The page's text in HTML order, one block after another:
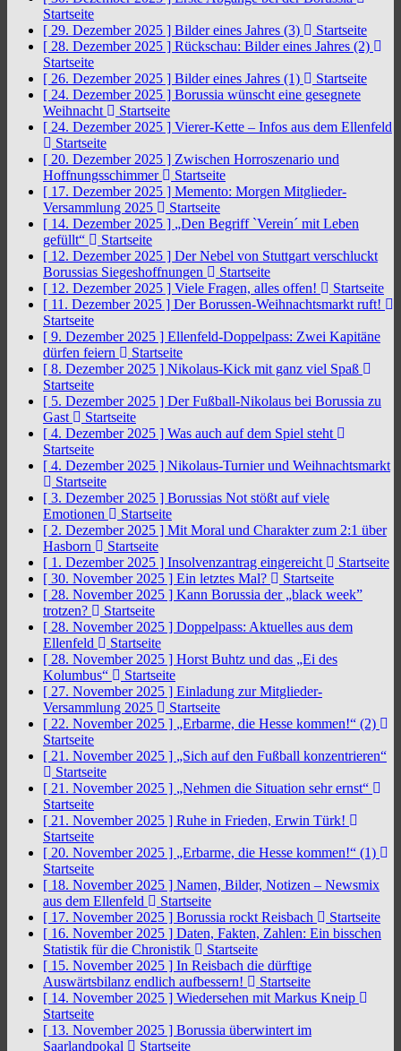
Startseite
[ 29. Dezember 2025 ] Bilder eines Jahres (3)
Startseite
[ 28. Dezember 2025 ] Rückschau: Bilder eines Jahres (2)
Startseite
[ 26. Dezember 2025 ] Bilder eines Jahres (1)
Startseite
[ 24. Dezember 2025 ] Borussia wünscht eine gesegnete
Weihnacht
Startseite
[ 24. Dezember 2025 ] Vierer-Kette – Infos aus dem Ellenfeld
Startseite
[ 20. Dezember 2025 ] Zwischen Horroszenario und
Hoffnungsschimmer
Startseite
[ 17. Dezember 2025 ] Memento: Morgen Mitglieder-
Versammlung 2025
Startseite
[ 14. Dezember 2025 ] „Den Begriff `Verein´ mit Leben
gefüllt“
Startseite
[ 12. Dezember 2025 ] Der Nebel von Stuttgart verschluckt
Borussias Siegeshoffnungen
Startseite
[ 12. Dezember 2025 ] Viele Fragen, alles offen!
Startseite
[ 11. Dezember 2025 ] Der Borussen-Weihnachtsmarkt ruft!
Startseite
[ 9. Dezember 2025 ] Ellenfeld-Doppelpass: Zwei Kapitäne
dürfen feiern
Startseite
[ 8. Dezember 2025 ] Nikolaus-Kick mit ganz viel Spaß
Startseite
[ 5. Dezember 2025 ] Der Fußball-Nikolaus bei Borussia zu
Gast
Startseite
[ 4. Dezember 2025 ] Was auch auf dem Spiel steht
Startseite
[ 4. Dezember 2025 ] Nikolaus-Turnier und Weihnachtsmarkt
Startseite
[ 3. Dezember 2025 ] Borussias Not stößt auf viele
Emotionen
Startseite
[ 2. Dezember 2025 ] Mit Moral und Charakter zum 2:1 über
Hasborn
Startseite
[ 1. Dezember 2025 ] Insolvenzantrag eingereicht
Startseite
[ 30. November 2025 ] Ein letztes Mal?
Startseite
[ 28. November 2025 ] Kann Borussia der „black week”
trotzen?
Startseite
[ 28. November 2025 ] Doppelpass: Aktuelles aus dem
Ellenfeld
Startseite
[ 28. November 2025 ] Horst Buhtz und das „Ei des
Kolumbus“
Startseite
[ 27. November 2025 ] Einladung zur Mitglieder-
Versammlung 2025
Startseite
[ 22. November 2025 ] „Erbarme, die Hesse kommen!“ (2)
Startseite
[ 21. November 2025 ] „Sich auf den Fußball konzentrieren“
Startseite
[ 21. November 2025 ] „Nehmen die Situation sehr ernst“
Startseite
[ 21. November 2025 ] Ruhe in Frieden, Erwin Türk!
Startseite
[ 20. November 2025 ] „Erbarme, die Hesse kommen!“ (1)
Startseite
[ 18. November 2025 ] Namen, Bilder, Notizen – Newsmix
aus dem Ellenfeld
Startseite
[ 17. November 2025 ] Borussia rockt Reisbach
Startseite
[ 16. November 2025 ] Daten, Fakten, Zahlen: Ein bisschen
Statistik für die Chronistik
Startseite
[ 15. November 2025 ] In Reisbach die dürftige
Auswärtsbilanz endlich aufbessern!
Startseite
[ 14. November 2025 ] Wiedersehen mit Markus Kneip
Startseite
[ 13. November 2025 ] Borussia überwintert im
Saarlandpokal
Startseite